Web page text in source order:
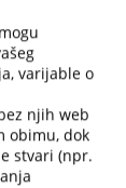
sudskog
varijable o
njih web
obimu, dok
stvari (npr.